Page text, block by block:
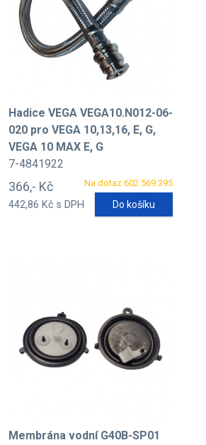
Hadice VEGA VEGA10.N012-06-
020 pro VEGA 10,13,16, E, G,
VEGA 10 MAX E, G
7-4841922
Na dotaz 602 569 395
366,- Kč
442,86 Kč s DPH Do košíku
Membrána vodní G40B-SP01